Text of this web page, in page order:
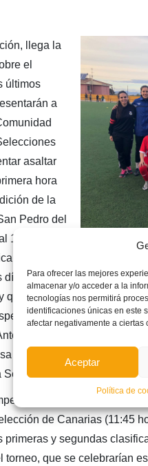
Para ofrecer las mejores
almacenar y/o acceder a la
tecnologías nos permitirá
identificaciones únicas en este
afectar negativamente a ciertas
Aceptar
Política de
llega la
el
últimos
a
asaltar
hora
de la
Pedro del
18 de
del Campeonato de
15 de marzo, en el
quedar alojadas en el hotel
que se producirá a las
Pérez’ de San Pedro
misma jornada, pero en
de Cataluña.
la Selección Alevín
de Canarias (11:45
y segundas
que se celebrarían